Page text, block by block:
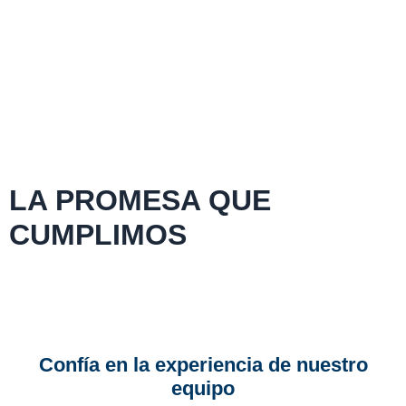
LA PROMESA QUE
CUMPLIMOS
Confía en la experiencia de nuestro
equipo